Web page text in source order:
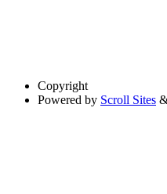
Copyright
Powered by Scroll Sites